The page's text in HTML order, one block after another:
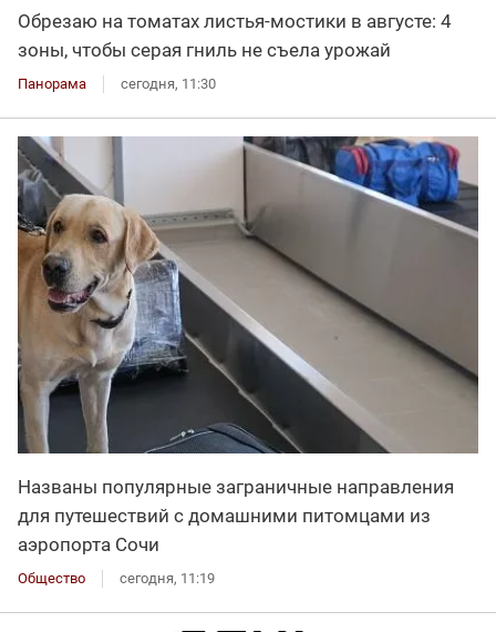
Обрезаю на томатах листья-мостики в августе: 4
зоны, чтобы серая гниль не съела урожай
Панорама сегодня, 11:30
Названы популярные заграничные направления
для путешествий с домашними питомцами из
аэропорта Сочи
Общество сегодня, 11:19